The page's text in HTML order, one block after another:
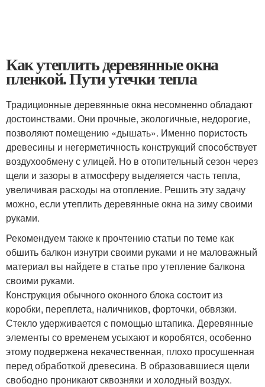
Как утеплить деревянные окна
пленкой. Пути утечки тепла
Традиционные деревянные окна несомненно обладают
достоинствами. Они прочные, экологичные, недорогие,
позволяют помещению «дышать». Именно пористость
древесины и негерметичность конструкций способствует
воздухообмену с улицей. Но в отопительный сезон через
щели и зазоры в атмосферу выделяется часть тепла,
увеличивая расходы на отопление. Решить эту задачу
можно, если утеплить деревянные окна на зиму своими
руками.
Рекомендуем также к прочтению статьи по теме как
обшить балкон изнутри своими руками и не маловажный
материал вы найдете в статье про утепление балкона
своими руками.
Конструкция обычного оконного блока состоит из
коробки, переплета, наличников, форточки, обвязки.
Стекло удерживается с помощью штапика. Деревянные
элементы со временем усыхают и коробятся, особенно
этому подвержена некачественная, плохо просушенная
перед обработкой древесина. В образовавшиеся щели
свободно проникают сквозняки и холодный воздух.